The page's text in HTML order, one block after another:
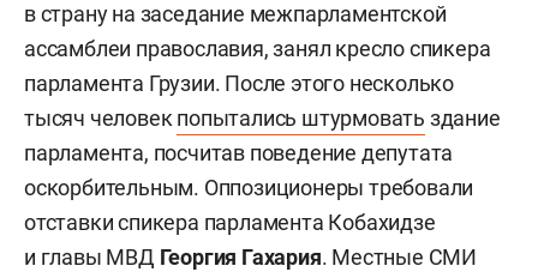
в страну на заседание межпарламентской
ассамблеи православия, занял кресло спикера
парламента Грузии. После этого несколько
тысяч человек попытались штурмовать здание
парламента, посчитав поведение депутата
оскорбительным. Оппозиционеры требовали
отставки спикера парламента Кобахидзе
и главы МВД Георгия Гахария. Местные СМИ